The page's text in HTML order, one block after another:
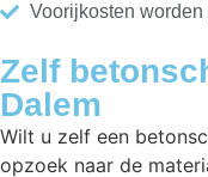
Voorijkosten worden
Zelf
Dalem
Wilt u zelf een
opzoek naar de